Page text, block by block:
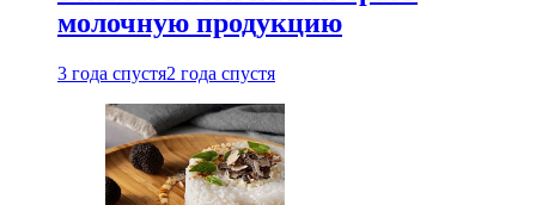
молочную продукцию
3 года спустя2 года спустя